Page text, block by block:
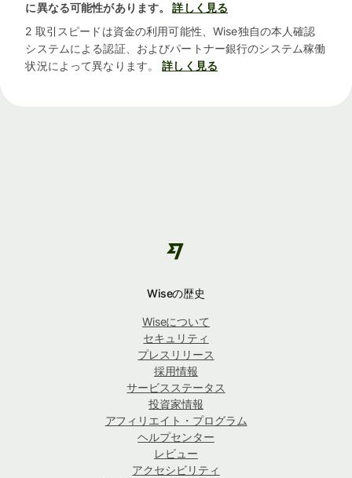
に異なる可能性があります。
詳しく見る
2 取引スピードは資金の利用可能性、Wise独自の本人確認
システムによる認証、およびパートナー銀行のシステム稼働
状況によって異なります。
詳しく見る
Wiseの歴史
Wiseについて
セキュリティ
プレスリリース
採用情報
サービスステータス
投資家情報
アフィリエイト・プログラム
ヘルプセンター
レビュー
アクセシビリティ